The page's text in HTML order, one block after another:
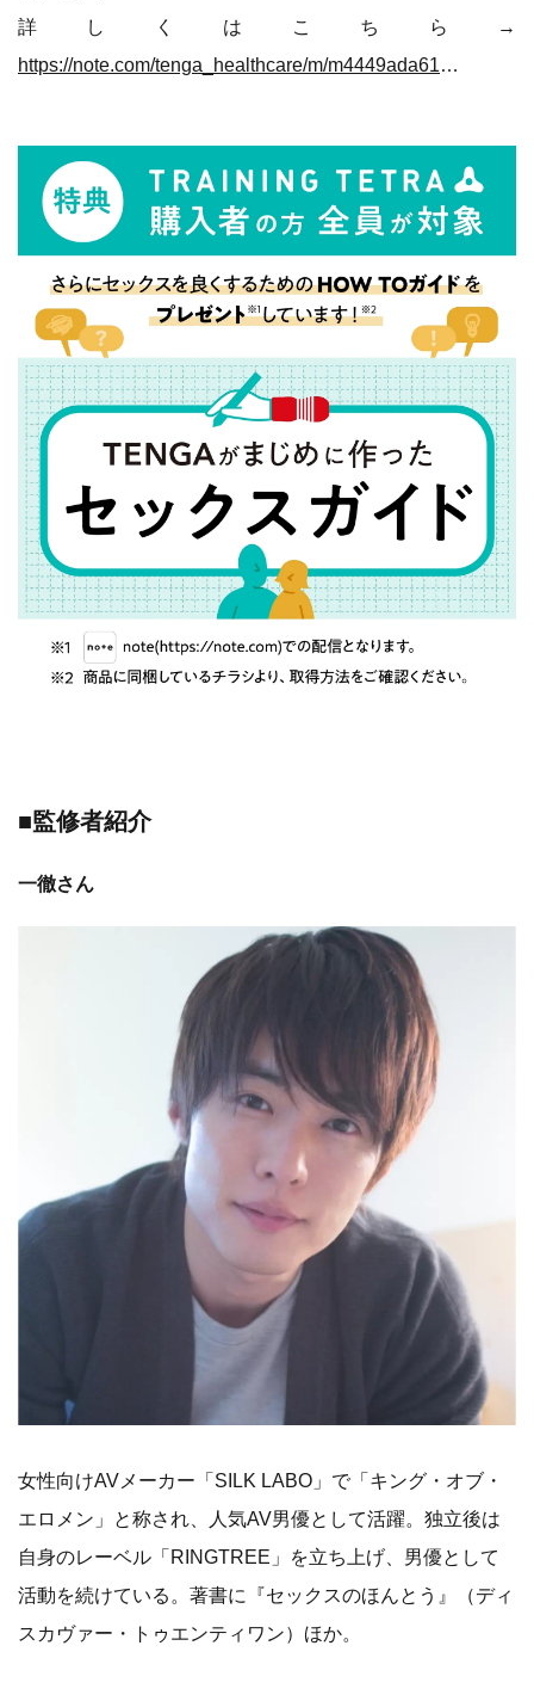
詳しくはこちら→
■監修者紹介
一徹さん
女性向けAVメーカー「SILK LABO」で「キング・オブ・
エロメン」と称され、人気AV男優として活躍。独立後は
自身のレーベル「RINGTREE」を立ち上げ、男優として
活動を続けている。著書に『セックスのほんとう』（ディ
スカヴァー・トゥエンティワン）ほか。